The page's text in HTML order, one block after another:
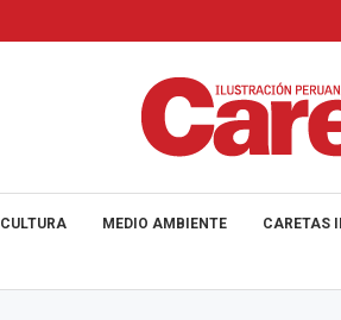
CULTURA MEDIO AMBIENTE CARETAS